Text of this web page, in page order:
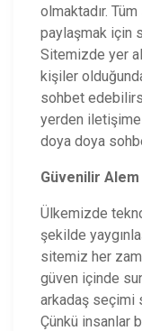
olmaktadır.
paylaşmak için
Sitemizde yer
kişiler
sohbet
yerden
doya doya
Güvenilir Alem
Ülkemizde
şekilde
sitemiz her
güven içinde
arkadaş seçimi
Çünkü insanlar